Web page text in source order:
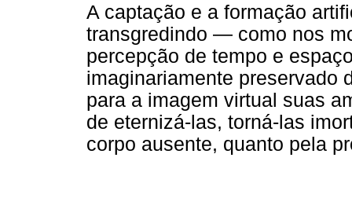
A captação e a formação
transgredindo — como nos
percepção de tempo e
imaginariamente preservado
para a imagem virtual suas
de eternizá-las, torná-las
corpo ausente, quanto pela